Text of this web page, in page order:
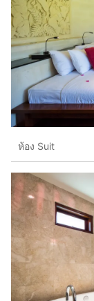
ห้อง Suit